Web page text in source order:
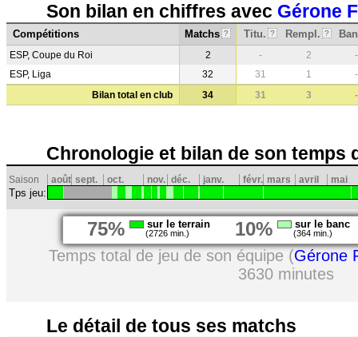
Son bilan en chiffres avec Gérone
Compétitions Matchs ? Titu. ? Rempl. ?
ESP, Coupe du Roi 2 - 2
-
ESP, Liga
32 31 1
-
Bilan total en club
34 31 3 -
Chronologie et bilan de son temps
Saison août sept. oct. nov. déc. janv. févr. mars avril mai
Tps jeu:
75% sur le terrain
(2726 min.) 10% sur le banc
(364 min.)
Temps total de jeu de son équipe (Gérone
3630 minutes
Le détail de tous ses matchs